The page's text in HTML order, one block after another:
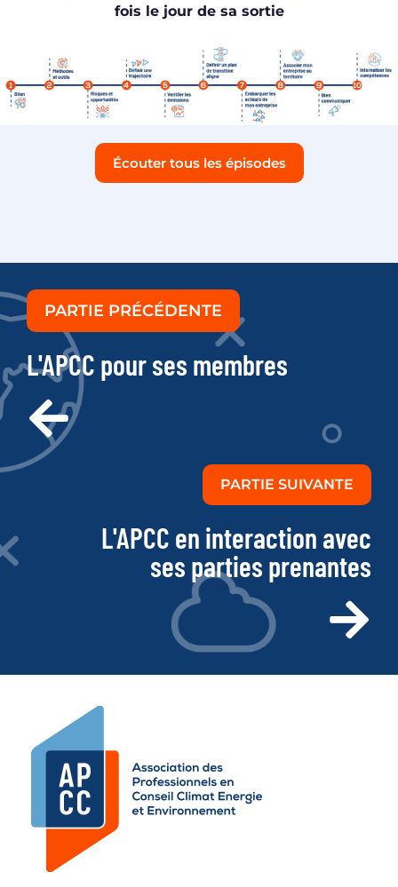
fois le jour de sa sortie
Écouter tous les épisodes
PARTIE PRÉCÉDENTE
L'APCC pour ses membres
PARTIE SUIVANTE
L'APCC en interaction avec
ses parties prenantes